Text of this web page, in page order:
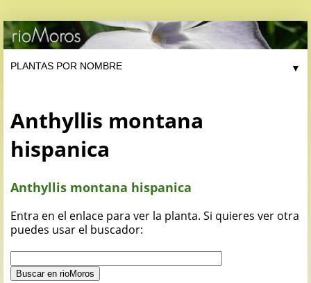
▼
Anthyllis montana
hispanica
Anthyllis montana hispanica
Entra en el enlace para ver la planta. Si quieres ver otra
puedes usar el buscador: